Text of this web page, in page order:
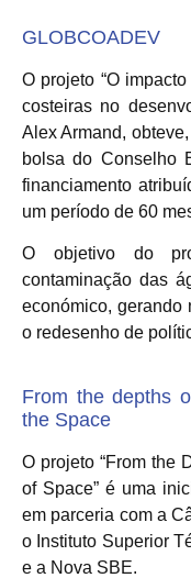
GLOBCOADEV
O projeto “O
costeiras no
Alex Armand,
bolsa do Conselho
financiamento
um período de 60
O objetivo do
contaminação das
económico, gerando
o redesenho de
From the depths
the Space
O projeto “From the
of Space” é uma
em parceria com a
o Instituto Superior
e a Nova SBE.